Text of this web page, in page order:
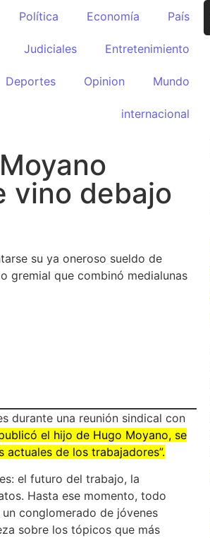
Política Economía País
Judiciales Entretenimiento
Deportes Opinion Mundo
internacional
vino debajo
su ya oneroso sueldo de
gremial que combinó medialunas
durante una reunión sindical con
el hijo de Hugo Moyano, se
de los trabajadores”.
el futuro del trabajo, la
Hasta ese momento, todo
conglomerado de jóvenes
sobre los tópicos que más